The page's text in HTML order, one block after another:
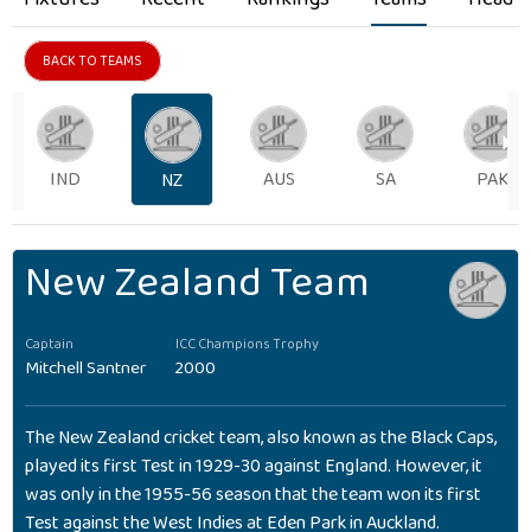
BACK TO TEAMS
IND NZ AUS SA PAK
New Zealand Team
Captain
Mitchell Santner
ICC Champions Trophy
2000
The New Zealand cricket team, also known as the Black Caps,
played its first Test in 1929-30 against England. However, it
was only in the 1955-56 season that the team won its first
Test against the West Indies at Eden Park in Auckland.